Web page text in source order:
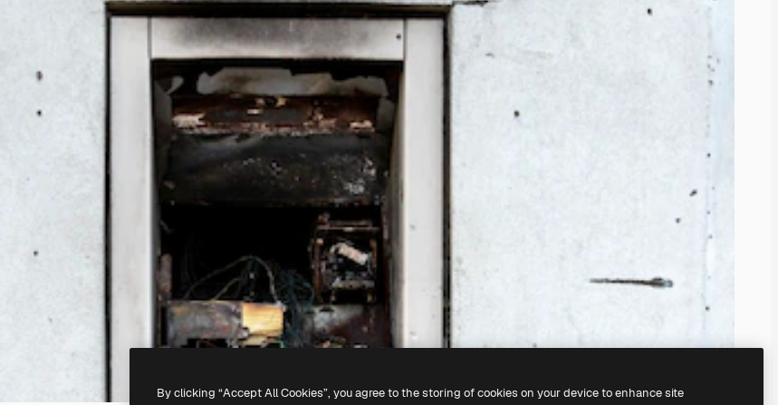
By clicking “Accept All Cookies”, you agree to the storing of cookies on your device to enhance site